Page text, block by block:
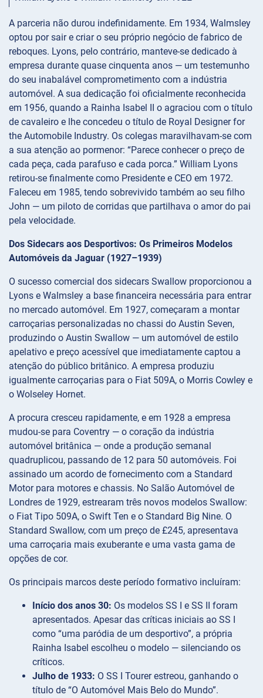
A parceria não durou indefinidamente. Em 1934, Walmsley
optou por sair e criar o seu próprio negócio de fabrico de
reboques. Lyons, pelo contrário, manteve-se dedicado à
empresa durante quase cinquenta anos — um testemunho
do seu inabalável comprometimento com a indústria
automóvel. A sua dedicação foi oficialmente reconhecida
em 1956, quando a Rainha Isabel II o agraciou com o título
de cavaleiro e lhe concedeu o título de Royal Designer for
the Automobile Industry. Os colegas maravilhavam-se com
a sua atenção ao pormenor: “Parece conhecer o preço de
cada peça, cada parafuso e cada porca.” William Lyons
retirou-se finalmente como Presidente e CEO em 1972.
Faleceu em 1985, tendo sobrevivido também ao seu filho
John — um piloto de corridas que partilhava o amor do pai
pela velocidade.
Dos Sidecars aos Desportivos: Os Primeiros Modelos
Automóveis da Jaguar (1927–1939)
O sucesso comercial dos sidecars Swallow proporcionou a
Lyons e Walmsley a base financeira necessária para entrar
no mercado automóvel. Em 1927, começaram a montar
carroçarias personalizadas no chassi do Austin Seven,
produzindo o Austin Swallow — um automóvel de estilo
apelativo e preço acessível que imediatamente captou a
atenção do público britânico. A empresa produziu
igualmente carroçarias para o Fiat 509A, o Morris Cowley e
o Wolseley Hornet.
A procura cresceu rapidamente, e em 1928 a empresa
mudou-se para Coventry — o coração da indústria
automóvel britânica — onde a produção semanal
quadruplicou, passando de 12 para 50 automóveis. Foi
assinado um acordo de fornecimento com a Standard
Motor para motores e chassis. No Salão Automóvel de
Londres de 1929, estrearam três novos modelos Swallow:
o Fiat Tipo 509A, o Swift Ten e o Standard Big Nine. O
Standard Swallow, com um preço de £245, apresentava
uma carroçaria mais exuberante e uma vasta gama de
opções de cor.
Os principais marcos deste período formativo incluíram:
Início dos anos 30: Os modelos SS I e SS II foram
apresentados. Apesar das críticas iniciais ao SS I
como “uma paródia de um desportivo”, a própria
Rainha Isabel escolheu o modelo — silenciando os
críticos.
Julho de 1933: O SS I Tourer estreou, ganhando o
título de “O Automóvel Mais Belo do Mundo”.